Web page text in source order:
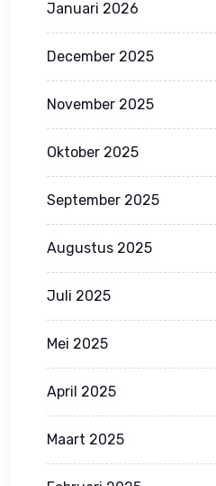
Januari 2026
December 2025
November 2025
Oktober 2025
September 2025
Augustus 2025
Juli 2025
Mei 2025
April 2025
Maart 2025